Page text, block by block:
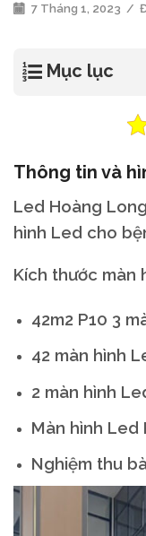
7 Tháng 1, 2023 /
Mục lục
Thông tin và
Led Hoàng
hình Led cho
Kích thước màn
42m2 P10 3
42 màn hình
2 màn hình
Màn hình Led
Nghiệm thu